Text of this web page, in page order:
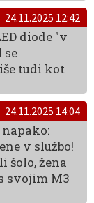
24.11.2025 12:42
diode "v
se
tudi kot
24.11.2025 14:04
v službo!
šolo, žena
svojim M3